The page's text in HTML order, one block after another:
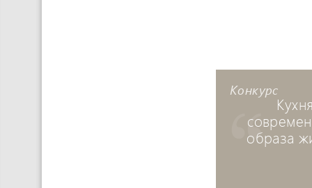
Конкурс
образа